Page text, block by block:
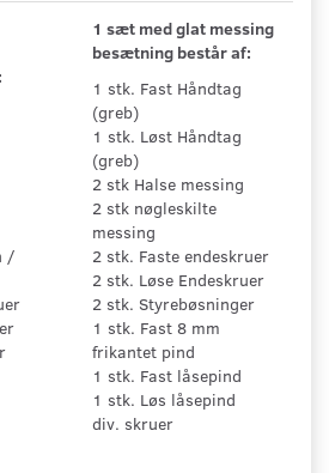
/
1 sæt med glat messing
besætning består af:
1 stk. Fast Håndtag
(greb)
1 stk. Løst Håndtag
(greb)
2 stk Halse messing
2 stk nøgleskilte
messing
2 stk. Faste endeskruer
2 stk. Løse Endeskruer
2 stk. Styrebøsninger
1 stk. Fast 8 mm
frikantet pind
1 stk. Fast låsepind
1 stk. Løs låsepind
div. skruer